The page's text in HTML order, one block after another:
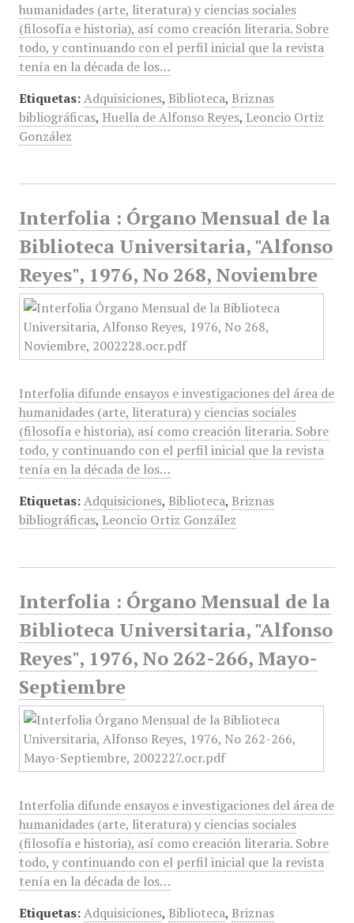
humanidades (arte, literatura) y ciencias sociales
(filosofía e historia), así como creación literaria. Sobre
todo, y continuando con el perfil inicial que la revista
tenía en la década de los…
Etiquetas: Adquisiciones, Biblioteca, Briznas
bibliográficas, Huella de Alfonso Reyes, Leoncio Ortiz
González
Interfolia : Órgano Mensual de la
Biblioteca Universitaria, "Alfonso
Reyes", 1976, No 268, Noviembre
Interfolia difunde ensayos e investigaciones del área de
humanidades (arte, literatura) y ciencias sociales
(filosofía e historia), así como creación literaria. Sobre
todo, y continuando con el perfil inicial que la revista
tenía en la década de los…
Etiquetas: Adquisiciones, Biblioteca, Briznas
bibliográficas, Leoncio Ortiz González
Interfolia : Órgano Mensual de la
Biblioteca Universitaria, "Alfonso
Reyes", 1976, No 262-266, Mayo-
Septiembre
Interfolia difunde ensayos e investigaciones del área de
humanidades (arte, literatura) y ciencias sociales
(filosofía e historia), así como creación literaria. Sobre
todo, y continuando con el perfil inicial que la revista
tenía en la década de los…
Etiquetas: Adquisiciones, Biblioteca, Briznas